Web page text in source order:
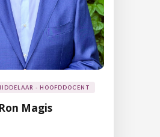
- HOOFDDOCENT
Ron Magis